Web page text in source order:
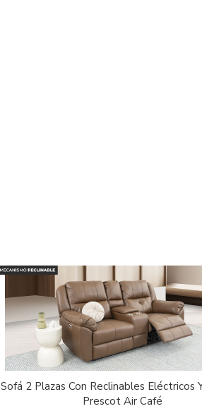
Sofá 2 Plazas Con Reclinables Eléctricos
Prescot Air Café
AGREGAR
AL